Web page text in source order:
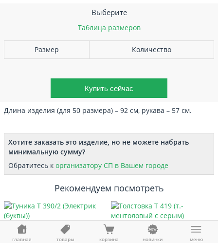
Выберите
Таблица размеров
Размер Количество
Длина изделия (для 50 размера) – 92 см, рукава – 57 см.
Хотите заказать это изделие, но не можете набрать
минимальную сумму?
Обратитесь к организатору СП в Вашем городе
Рекомендуем посмотреть
Туника Т 390/2 (Электрик (буквы))
970 ₽ / 941 ₽
Толстовка Т 419 (т.-ментоловый с
серым)